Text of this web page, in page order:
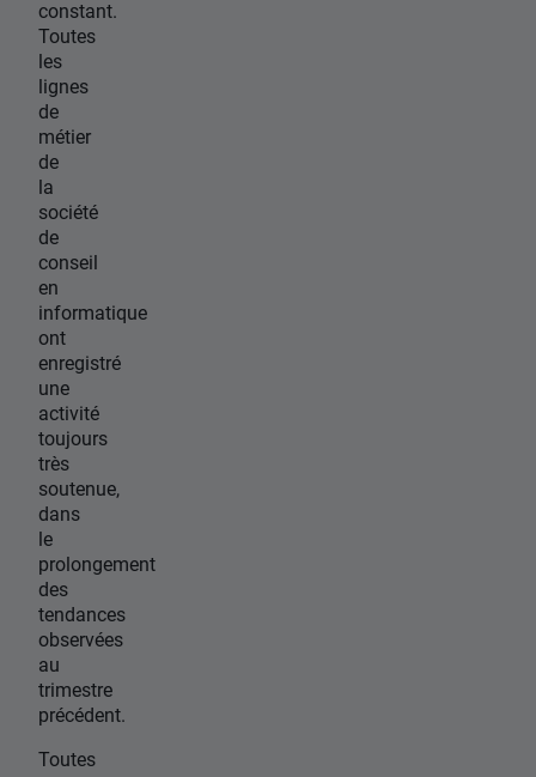
constant.
Toutes
les
lignes
de
métier
de
la
société
de
conseil
en
informatique
ont
enregistré
une
activité
toujours
très
soutenue,
dans
le
prolongement
des
tendances
observées
au
trimestre
précédent.
Toutes